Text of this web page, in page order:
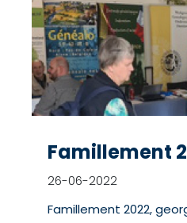
Famillement
26-06-2022
Famillement 2022,